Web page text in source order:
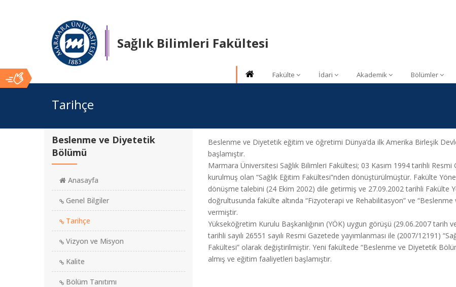
Sağlık Bilimleri Fakültesi
Fakülte İdari Akademik Bölümler
İçerik
Tarihçe
Beslenme ve Diyetetik eğitim ve öğretimi Dünya’da ilk Amerika Birleşik
başlamıştır.
Marmara Üniversitesi Sağlık Bilimleri Fakültesi; 03 Kasım 1994 tarihli Resmi
kurulmuş olan “Sağlık Eğitim Fakültesi”nden dönüştürülmüştür. Fakülte
dönüşme talebini (24 Ekim 2002) dile getirmiş ve 27.09.2002 tarihli Fakülte
doğrultusunda fakülte altında “Fizyoterapi ve Rehabilitasyon” ve
vermiştir.
Yükseköğretim Kurulu Başkanlığının (YÖK) uygun görüşü (29.06.2007 tarih
tarihli sayılı 26551 sayılı Resmi Gazetede yayımlanması ile (2007/12191)
Fakültesi” olarak değiştirilmiştir. Yeni fakültede “Beslenme ve Diyetetik
almış ve eğitim faaliyetleri başlamıştır.
Beslenme ve Diyetetik
Bölümü
Anasayfa
Genel Bilgiler
Tarihçe
Vizyon ve Misyon
Kalite
Bölüm Tanıtımı